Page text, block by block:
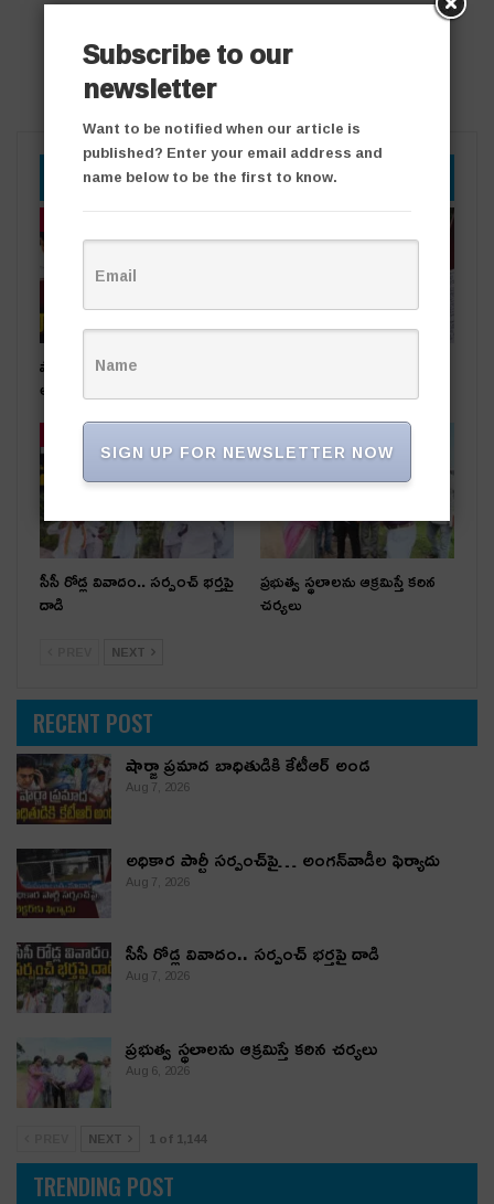
YOU MIGHT ALSO LIKE
షార్జా ప్రమాద బాధితుడికి కేటీఆర్
అండ
సీసీ రోడ్ల వివాదం.. స‌ర్పంచ్ భ‌ర్త‌పై
దాడి
ప్రభుత్వ స్థలాలను ఆక్రమిస్తే కఠిన
చర్యలు
NEXT
RECENT POST
షార్జా ప్రమాద బాధితుడికి కేటీఆర్ అండ
Aug 7, 2026
అధికార పార్టీ స‌ర్పంచ్‌పై… అంగ‌న్‌వాడీల ఫిర్యాదు
Aug 7, 2026
సీసీ రోడ్ల వివాదం.. స‌ర్పంచ్ భ‌ర్త‌పై దాడి
Aug 7, 2026
ప్రభుత్వ స్థలాలను ఆక్రమిస్తే కఠిన చర్యలు
Aug 6, 2026
NEXT 1 of 1,144
TRENDING POST
Subscribe to our
newsletter
Want to be notified when our article is
published? Enter your email address and
name below to be the first to know.
SIGN UP FOR NEWSLETTER NOW